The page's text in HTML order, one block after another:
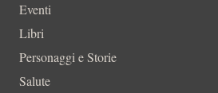
Eventi
Libri
Personaggi e Storie
Salute